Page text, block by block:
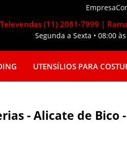
Empresa
Televendas (11) 2081-7999 |
Segunda a Sexta • 08:00
UTENSÍLIOS PARA
- Alicate de Bico -